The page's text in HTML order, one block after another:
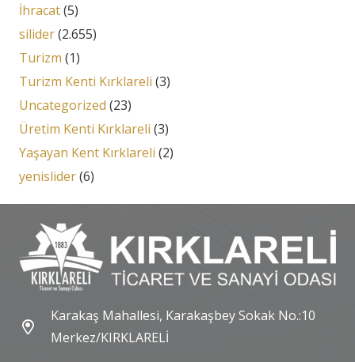
İhracat(5)
silider(2.655)
Turizm (1)
Turizm Kenti Kırklareli (3)
Uncategorized (23)
Üretim Kenti Kırklareli (3)
Yaşayan Kent Kırklareli (2)
yenislider(6)
Karakaş Mahallesi, Karakaşbey Sokak No.:10
Merkez/KIRKLARELİ